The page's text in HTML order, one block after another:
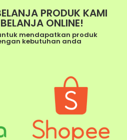
PRODUK KAMI
ONLINE!
mendapatkan produk
kebutuhan anda